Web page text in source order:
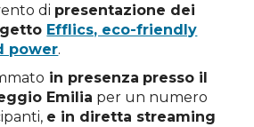
di presentazione dei
Efflics, eco-friendly
power.
in presenza presso il
Emilia per un numero
e in diretta streaming